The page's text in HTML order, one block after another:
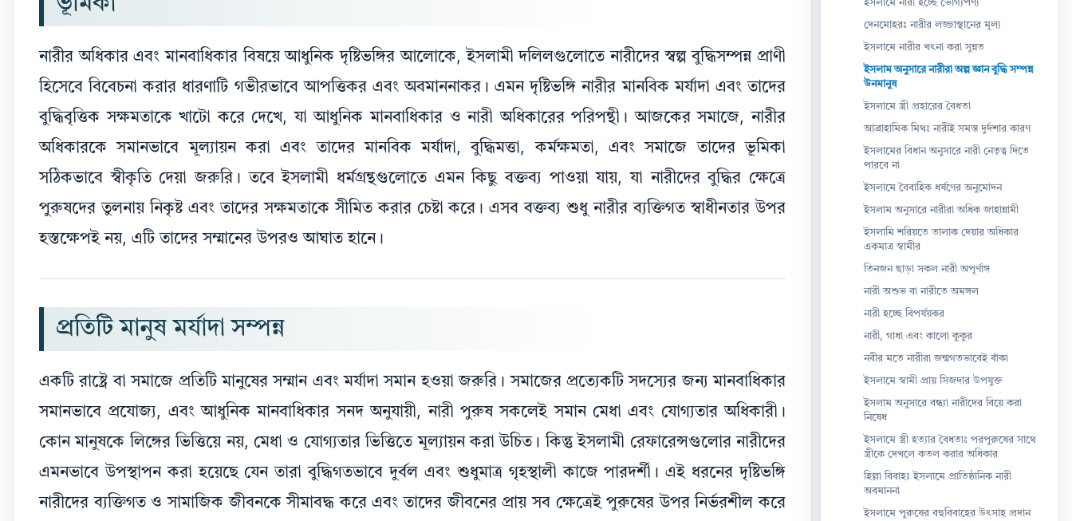
নারীর অধিকার এবং মানবাধিকার বিষয়ে আধুনিক দৃষ্টিভঙ্গির আলোকে, ইসলামী দলিলগুলোতে নারীদের স্বল্প বুদ্ধিসম্পন্ন প্রাণী
হিসেবে বিবেচনা করার ধারণাটি গভীরভাবে আপত্তিকর এবং অবমাননাকর। এমন দৃষ্টিভঙ্গি নারীর মানবিক মর্যাদা এবং তাদের
বুদ্ধিবৃত্তিক সক্ষমতাকে খাটো করে দেখে, যা আধুনিক মানবাধিকার ও নারী অধিকারের পরিপন্থী। আজকের সমাজে, নারীর
অধিকারকে সমানভাবে মূল্যায়ন করা এবং তাদের মানবিক মর্যাদা, বুদ্ধিমত্তা, কর্মক্ষমতা, এবং সমাজে তাদের ভূমিকা
সঠিকভাবে স্বীকৃতি দেয়া জরুরি। তবে ইসলামী ধর্মগ্রন্থগুলোতে এমন কিছু বক্তব্য পাওয়া যায়, যা নারীদের বুদ্ধির ক্ষেত্রে
পুরুষদের তুলনায় নিকৃষ্ট এবং তাদের সক্ষমতাকে সীমিত করার চেষ্টা করে। এসব বক্তব্য শুধু নারীর ব্যক্তিগত স্বাধীনতার উপর
হস্তক্ষেপই নয়, এটি তাদের সম্মানের উপরও আঘাত হানে।
প্রতিটি মানুষ মর্যাদা সম্পন্ন
একটি রাষ্ট্রে বা সমাজে প্রতিটি মানুষের সম্মান এবং মর্যাদা সমান হওয়া জরুরি। সমাজের প্রত্যেকটি সদস্যের জন্য মানবাধিকার
সমানভাবে প্রযোজ্য, এবং আধুনিক মানবাধিকার সনদ অনুযায়ী, নারী পুরুষ সকলেই সমান মেধা এবং যোগ্যতার অধিকারী।
কোন মানুষকে লিঙ্গের ভিত্তিয়ে নয়, মেধা ও যোগ্যতার ভিত্তিতে মূল্যায়ন করা উচিত। কিন্তু ইসলামী রেফারেন্সগুলোর নারীদের
এমনভাবে উপস্থাপন করা হয়েছে যেন তারা বুদ্ধিগতভাবে দুর্বল এবং শুধুমাত্র গৃহস্থালী কাজে পারদর্শী। এই ধরনের দৃষ্টিভঙ্গি
নারীদের ব্যক্তিগত ও সামাজিক জীবনকে সীমাবদ্ধ করে এবং তাদের জীবনের প্রায় সব ক্ষেত্রেই পুরুষের উপর নির্ভরশীল করে
ইসলামে নারী হচ্ছে ভোগ্যপণ্য
দেনমোহরঃ নারীর লজ্জাস্থানের মূল্য
ইসলামে নারীর খৎনা করা সুন্নত
ইসলাম অনুসারে নারীরা অল্প জ্ঞান বুদ্ধি সম্পন্ন
উনমানুষ
ইসলামে স্ত্রী প্রহারের বৈধতা
আব্রাহামিক মিথঃ নারীই সমস্ত দুর্দশার কারণ
ইসলামের বিধান অনুসারে নারী নেতৃত্ব দিতে
পারবে না
ইসলামে বৈবাহিক ধর্ষণের অনুমোদন
ইসলাম অনুসারে নারীরা অধিক জাহান্নামী
ইসলামি শরিয়তে তালাক দেয়ার অধিকার
একমাত্র স্বামীর
তিনজন ছাড়া সকল নারী অপূর্ণাঙ্গ
নারী অশুভ বা নারীতে অমঙ্গল
নারী হচ্ছে বিপর্যয়কর
নারী, গাধা এবং কালো কুকুর
নবীর মতে নারীরা জন্মগতভাবেই বাঁকা
ইসলামে স্বামী প্রায় সিজদার উপযুক্ত
ইসলাম অনুসারে বন্ধ্যা নারীদের বিয়ে করা
নিষেধ
ইসলামে স্ত্রী হত্যার বৈধতাঃ পরপুরুষের সাথে
স্ত্রীকে দেখলে কতল করার অধিকার
হিল্লা বিবাহঃ ইসলামে প্রাতিষ্ঠানিক নারী
অবমাননা
ইসলামে পুরুষের বহুবিবাহের উৎসাহ প্রদান